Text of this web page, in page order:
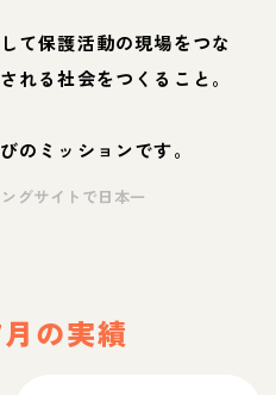
て保護活動の現場をつな
れる社会をつくること。
のミッションです。
グサイトで日本一
の実績